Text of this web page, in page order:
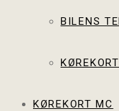
BILENS
KØREKORT MC